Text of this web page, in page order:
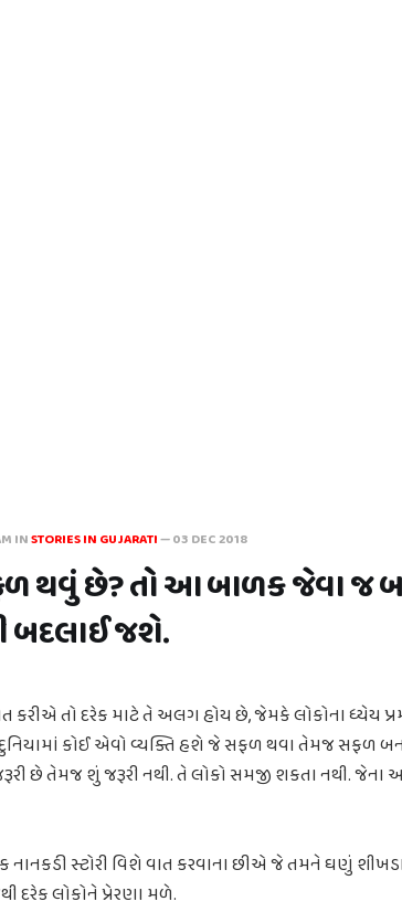
INSTORIES IN GUJARATI—03 DEC 2018
થવું છે? તો આ બાળક જેવા જ
બદલાઈ જશે.
કરીએ તો દરેક માટે તે અલગ હોય છે, જેમકે લોકોના ધ્યેય
કોઈ એવો વ્યક્તિ હશે જે સફળ થવા તેમજ સફળ
છે તેમજ શું જરૂરી નથી. તે લોકો સમજી શકતા નથી. જેના
સ્ટોરી વિશે વાત કરવાના છીએ જે તમને ઘણું
લોકોને પ્રેરણા મળે.